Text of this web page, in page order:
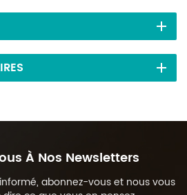
À Nos Newsletters
abonnez-vous et nous vous